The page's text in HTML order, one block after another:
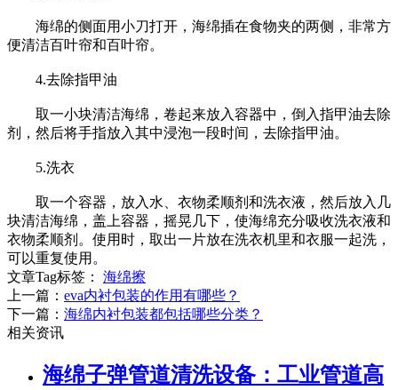
海绵的侧面用小刀打开，海绵插在食物夹的两侧，非常方
便清洁百叶帘和百叶帘。
4.去除指甲油
取一小块清洁海绵，卷起来放入容器中，倒入指甲油去除
剂，然后将手指放入其中浸泡一段时间，去除指甲油。
5.洗衣
取一个容器，放入水、衣物柔顺剂和洗衣液，然后放入几
块清洁海绵，盖上容器，摇晃几下，使海绵充分吸收洗衣液和
衣物柔顺剂。使用时，取出一片放在洗衣机里和衣服一起洗，
可以重复使用。
文章Tag标签：
海绵擦
上一篇： eva内衬包装的作用有哪些？
下一篇： 海绵内衬包装都包括哪些分类？
相关资讯
海绵子弹管道清洗设备：工业管道高